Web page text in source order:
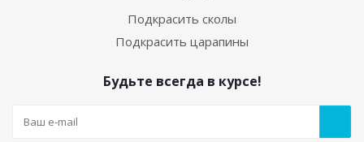
Подкрасить сколы
Подкрасить царапины
Будьте всегда в курсе!